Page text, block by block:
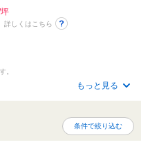
詳しくはこちら
。
もっと見る
条件で絞り込む